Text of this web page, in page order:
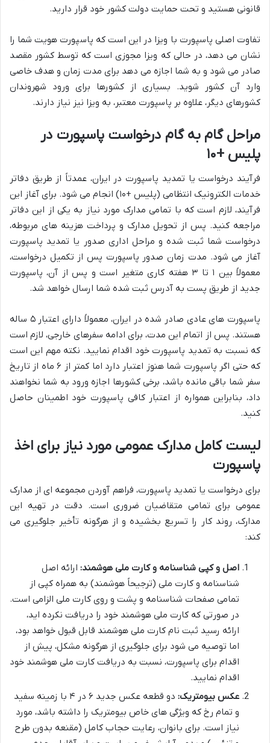
قانونی هستید و تحت حمایت دولت کشور خود قرار دارید.
تفاوت اصلی پاسپورت با ویزا در این است که پاسپورت هویت شما را
نشان می دهد، در حالی که ویزا مجوزی است که توسط کشور مقصد
صادر می شود و به شما اجازه می دهد برای مدت زمان و هدف خاصی
وارد آن کشور شوید. بسیاری از کشورها برای ورود شهروندان
کشورهای دیگر، علاوه بر پاسپورت معتبر، به ویزا نیز نیاز دارند.
مراحل گام به گام درخواست پاسپورت در
پلیس +۱۰
فرآیند درخواست یا تمدید پاسپورت در ایران، عمدتاً از طریق دفاتر
خدمات الکترونیک انتظامی (پلیس +۱۰) انجام می شود. برای آغاز این
فرآیند، لازم است که با تمامی مدارک مورد نیاز به یکی از این دفاتر
مراجعه کنید. پس از تحویل مدارک و پرداخت هزینه های مربوطه،
درخواست شما ثبت شده و مراحل اداری صدور یا تمدید پاسپورت
آغاز می شود. مدت زمان صدور پاسپورت پس از تکمیل درخواست،
معمولاً بین ۱ تا ۳ هفته کاری متغیر است و پس از آن، پاسپورت
جدید از طریق پست به آدرس ثبت شده شما ارسال خواهد شد.
پاسپورت های عادی صادر شده در ایران، معمولاً دارای اعتبار ۵ ساله
هستند. پس از اتمام این مدت، برای ادامه سفرهای خارجی، لازم است
که نسبت به تمدید پاسپورت خود اقدام نمایید. نکته مهم این است
که حتی اگر پاسپورت شما هنوز اعتبار دارد اما کمتر از ۶ ماه از تاریخ
سفر شما باقی مانده باشد، برخی کشورها اجازه ورود به شما نخواهند
داد، بنابراین همواره از اعتبار کافی پاسپورت خود اطمینان حاصل
کنید.
لیست کامل مدارک عمومی مورد نیاز برای اخذ
پاسپورت
برای درخواست یا تمدید پاسپورت، فراهم آوردن مجموعه ای از مدارک
عمومی برای تمامی متقاضیان ضروری است. دقت در تهیه این
مدارک، روند کار را تسریع بخشیده و از هرگونه تأخیر جلوگیری می
کند:
اصل و کپی شناسنامه و کارت ملی هوشمند: ارائه اصل
شناسنامه و کارت ملی (ترجیحاً هوشمند) به همراه کپی از
تمامی صفحات شناسنامه و پشت و روی کارت ملی الزامی است.
در صورتی که کارت ملی هوشمند خود را دریافت نکرده اید،
ارائه رسید ثبت نام کارت ملی هوشمند قابل قبول خواهد بود،
اما توصیه می شود برای جلوگیری از هرگونه مشکل، پیش از
اقدام برای پاسپورت، نسبت به دریافت کارت ملی هوشمند خود
اقدام نمایید.
عکس بیومتریک:
دو قطعه عکس جدید ۶ در ۴ با زمینه سفید
و تمام رخ که ویژگی های خاص بیومتریک را داشته باشد، مورد
نیاز است. برای بانوان، رعایت حجاب کامل (مقنعه بدون طرح